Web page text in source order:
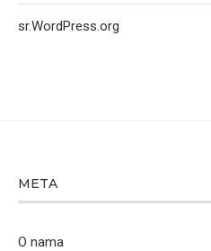
sr.WordPress.org
META
O nama